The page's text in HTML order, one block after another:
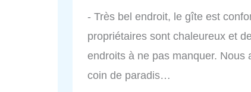
- Très bel endroit, le gîte est
propriétaires sont chaleureux et
endroits à ne pas manquer.
coin de paradis…